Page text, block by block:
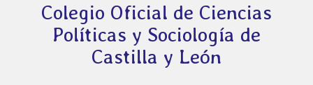
Colegio Oficial de Ciencias
Políticas y Sociología de
Castilla y León